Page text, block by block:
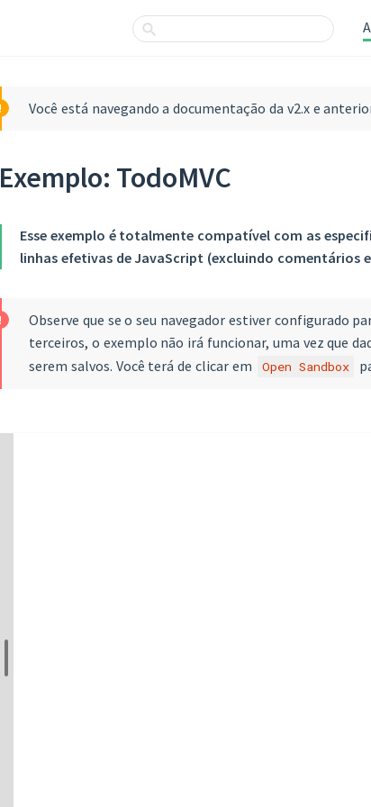
Você está navegando a documentação da v2.x e
Exemplo: TodoMVC
Esse exemplo é totalmente compatível com as
linhas efetivas de JavaScript (excluindo comentários
Observe que se o seu navegador estiver configurado
terceiros, o exemplo não irá funcionar, uma vez que
serem salvos. Você terá de clicar em
Open Sandbox